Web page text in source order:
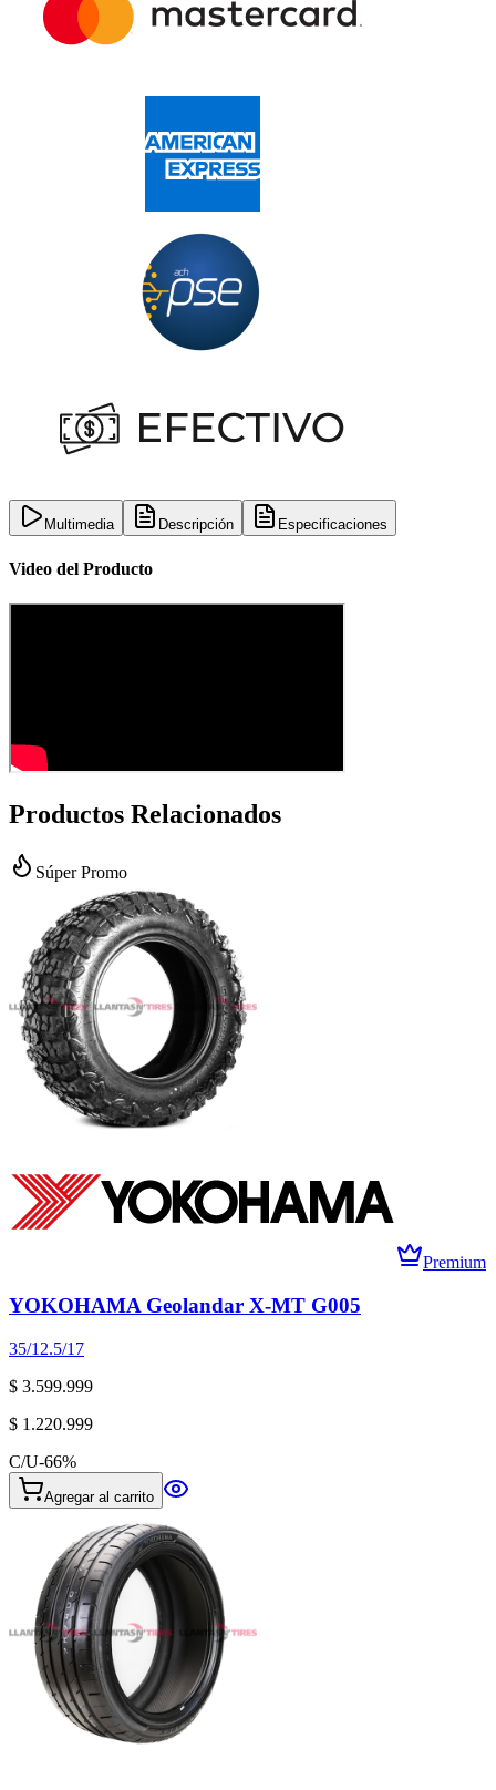
Multimedia Descripción Especificaciones
Video del Producto
Productos Relacionados
Súper Promo
Premium
YOKOHAMA Geolandar X-MT G005
35/12.5/17
$ 3.599.999
$ 1.220.999
C/U-66%
Agregar al carrito